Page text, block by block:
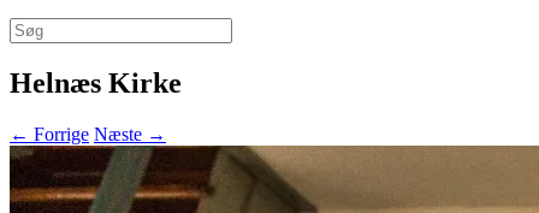
Søg
efter:
Helnæs Kirke
← Forrige Næste →